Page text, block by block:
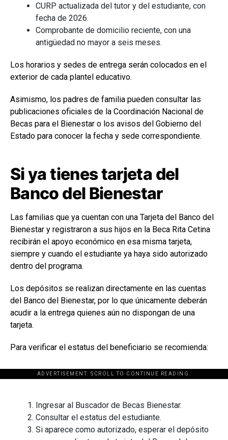
CURP actualizada del tutor y del estudiante, con
fecha de 2026.
Comprobante de domicilio reciente, con una
antigüedad no mayor a seis meses.
Los horarios y sedes de entrega serán colocados en el
exterior de cada plantel educativo.
Asimismo, los padres de familia pueden consultar las
publicaciones oficiales de la Coordinación Nacional de
Becas para el Bienestar o los avisos del Gobierno del
Estado para conocer la fecha y sede correspondiente.
Si ya tienes tarjeta del
Banco del Bienestar
Las familias que ya cuentan con una Tarjeta del Banco del
Bienestar y registraron a sus hijos en la Beca Rita Cetina
recibirán el apoyo económico en esa misma tarjeta,
siempre y cuando el estudiante ya haya sido autorizado
dentro del programa.
Los depósitos se realizan directamente en las cuentas
del Banco del Bienestar, por lo que únicamente deberán
acudir a la entrega quienes aún no dispongan de una
tarjeta.
Para verificar el estatus del beneficiario se recomienda:
ADVERTISEMENT. SCROLL TO CONTINUE READING.
[adsforwp id="243463"]
Ingresar al Buscador de Becas Bienestar.
Consultar el estatus del estudiante.
Si aparece como autorizado, esperar el depósito